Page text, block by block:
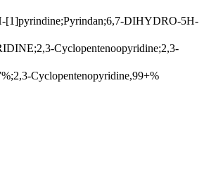
[1]pyrindine;Pyrindan;6,7-DIHYDRO-5H-
Cyclopentenoopyridine;2,3-
Cyclopentenopyridine,99+%